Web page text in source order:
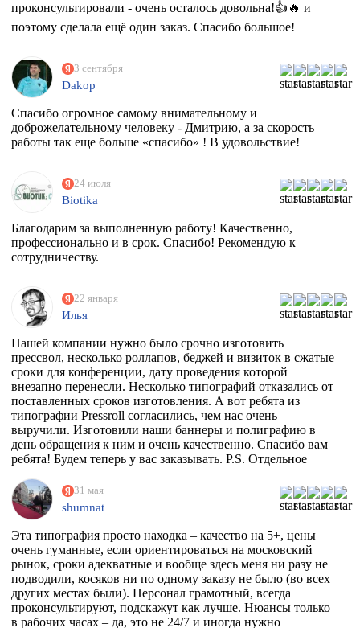
проконсультировали - очень осталось довольна!👍🔥 и
поэтому сделала ещё один заказ. Спасибо большое!
3 сентября
Dakop
Спасибо огромное самому внимательному и
доброжелательному человеку - Дмитрию, а за скорость
работы так еще больше «спасибо» ! В удовольствие!
24 июля
Biotika
Благодарим за выполненную работу! Качественно,
профессионально и в срок. Спасибо! Рекомендую к
сотрудничеству.
22 января
Илья
Нашей компании нужно было срочно изготовить
прессвол, несколько роллапов, беджей и визиток в сжатые
сроки для конференции, дату проведения которой
внезапно перенесли. Несколько типографий отказались от
поставленных сроков изготовления. А вот ребята из
типографии Pressroll согласились, чем нас очень
выручили. Изготовили наши баннеры и полиграфию в
день обращения к ним и очень качественно. Спасибо вам
ребята! Будем теперь у вас заказывать. P.S. Отдельное
заказа квалифицированно всё растолковал и в
последствии сообщал нам о степени готовности заказа,
т.к. сроки нас поджимали.
31 мая
shumnat
Эта типография просто находка – качество на 5+, цены
очень гуманные, если ориентироваться на московский
рынок, сроки адекватные и вообще здесь меня ни разу не
подводили, косяков ни по одному заказу не было (во всех
других местах были). Персонал грамотный, всегда
проконсультируют, подскажут как лучше. Нюансы только
в рабочих часах – да, это не 24/7 и иногда нужно